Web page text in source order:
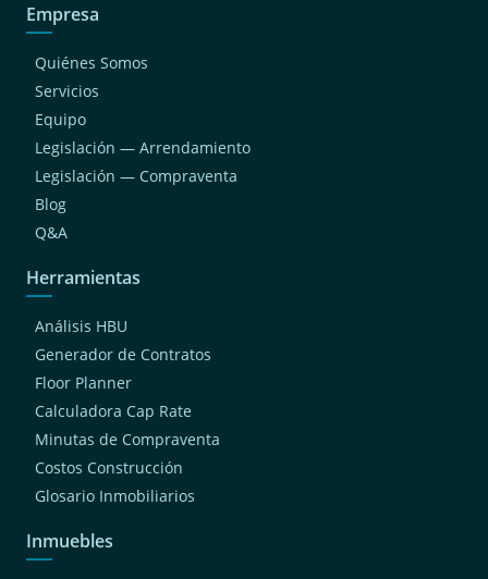
Empresa
Quiénes Somos
Servicios
Equipo
Legislación — Arrendamiento
Legislación — Compraventa
Blog
Q&A
Herramientas
Análisis HBU
Generador de Contratos
Floor Planner
Calculadora Cap Rate
Minutas de Compraventa
Costos Construcción
Glosario Inmobiliarios
Inmuebles